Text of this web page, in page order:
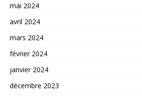
mai 2024
avril 2024
mars 2024
février 2024
janvier 2024
décembre 2023